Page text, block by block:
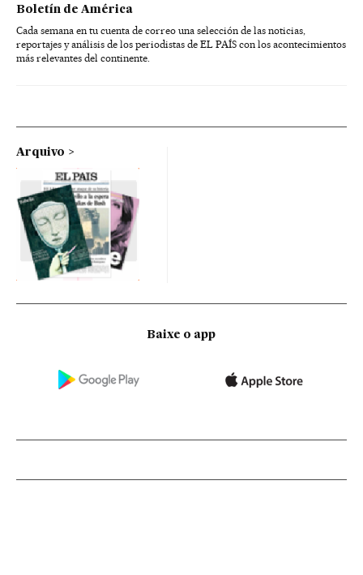
Boletín de América
Cada semana en tu cuenta de correo una selección de las noticias,
reportajes y análisis de los periodistas de EL PAÍS con los acontecimientos
más relevantes del continente.
Arquivo
Baixe o app